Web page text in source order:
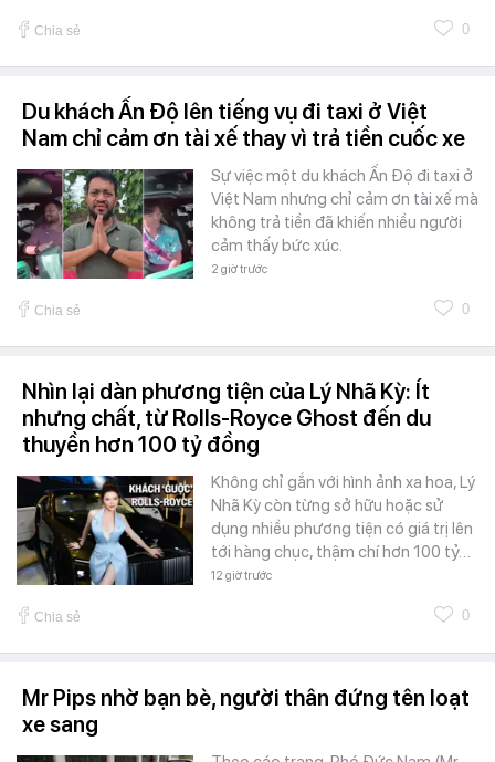
Chia sẻ 0
Du khách Ấn Độ lên tiếng vụ đi taxi ở Việt
Nam chỉ cảm ơn tài xế thay vì trả tiền cuốc xe
Sự việc một du khách Ấn Độ đi taxi ở
Việt Nam nhưng chỉ cảm ơn tài xế mà
không trả tiền đã khiến nhiều người
cảm thấy bức xúc.
2 giờ trước
Chia sẻ 0
Nhìn lại dàn phương tiện của Lý Nhã Kỳ: Ít
nhưng chất, từ Rolls-Royce Ghost đến du
thuyền hơn 100 tỷ đồng
Không chỉ gắn với hình ảnh xa hoa, Lý
Nhã Kỳ còn từng sở hữu hoặc sử
dụng nhiều phương tiện có giá trị lên
tới hàng chục, thậm chí hơn 100 tỷ…
12 giờ trước
Chia sẻ 0
Mr Pips nhờ bạn bè, người thân đứng tên loạt
xe sang